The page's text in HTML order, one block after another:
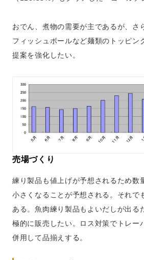
おでん、煮物の需要が主であるが、さ
フィッシュボールなど麺類のトッピン
提案を強化したい。
売場づくり
練り製品も値上げが予想されるため数
小さくなることが予想される。それで
ある。魚肉練り製品もよいだしが出る
極的に販売したい。ロス対策でトレー
併用して品揃えする。